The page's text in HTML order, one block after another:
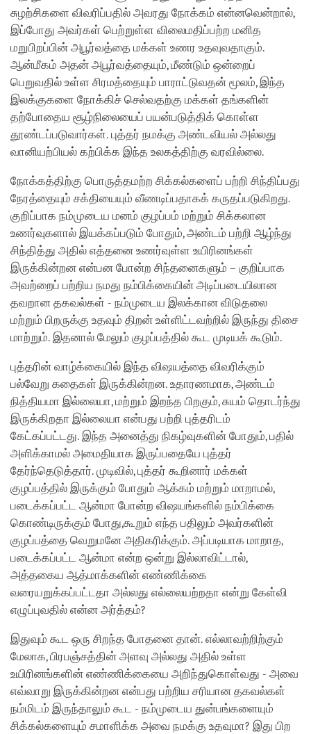
சுழற்சிகளை விவரிப்பதில் அவரது நோக்கம் என்னவென்றால்,
இப்போது அவர்கள் பெற்றுள்ள விலைமதிப்பற்ற மனித
மறுபிறப்பின் அபூர்வத்தை மக்கள் உணர உதவுவதாகும்.
ஆன்மீகம் அதன் அபூர்வத்தையும், மீண்டும் ஒன்றைப்
பெறுவதில் உள்ள சிரமத்தையும் பாராட்டுவதன் மூலம், இந்த
இலக்குகளை நோக்கிச் செல்வதற்கு மக்கள் தங்களின்
தற்போதைய சூழ்நிலையைப் பயன்படுத்திக் கொள்ள
தூண்டப்படுவார்கள். புத்தர் நமக்கு அண்டவியல் அல்லது
வானியற்பியல் கற்பிக்க இந்த உலகத்திற்கு வரவில்லை.
நோக்கத்திற்கு பொருத்தமற்ற சிக்கல்களைப் பற்றி சிந்திப்பது
நேரத்தையும் சக்தியையும் வீணடிப்பதாகக் கருதப்படுகிறது.
குறிப்பாக நம்முடைய மனம் குழப்பம் மற்றும் சிக்கலான
உணர்வுகளால் இயக்கப்படும் போதும், அண்டம் பற்றி ஆழ்ந்து
சிந்தித்து அதில் எத்தனை உணர்வுள்ள உயிரினங்கள்
இருக்கின்றன என்பன போன்ற சிந்தனைகளும் – குறிப்பாக
அவற்றைப் பற்றிய நமது நம்பிக்கையின் அடிப்படையிலான
தவறான தகவல்கள் - நம்முடைய இலக்கான விடுதலை
மற்றும் பிறருக்கு உதவும் திறன் உள்ளிட்டவற்றில் இருந்து திசை
மாற்றும். இதனால் மேலும் குழப்பத்தில் கூட முடியக் கூடும்.
புத்தரின் வாழ்க்கையில் இந்த விஷயத்தை விவரிக்கும்
பல்வேறு கதைகள் இருக்கின்றன. உதாரணமாக, அண்டம்
நித்தியமா இல்லையா, மற்றும் இறந்த பிறகும், சுயம் தொடர்ந்து
இருக்கிறதா இல்லையா என்பது பற்றி புத்தரிடம்
கேட்கப்பட்டது. இந்த அனைத்து நிகழ்வுகளின் போதும், பதில்
அளிக்காமல் அமைதியாக இருப்பதையே புத்தர்
தேர்ந்தெடுத்தார். முடிவில், புத்தர் கூறினார் மக்கள்
குழப்பத்தில் இருக்கும் போதும் ஆக்கம் மற்றும் மாறாமல்,
படைக்கப்பட்ட ஆன்மா போன்ற விஷயங்களில் நம்பிக்கை
கொண்டிருக்கும் போது,கூறும் எந்த பதிலும் அவர்களின்
குழப்பத்தை வெறுமனே அதிகரிக்கும். அப்படியாக மாறாத,
படைக்கப்பட்ட ஆன்மா என்ற ஒன்று இல்லாவிட்டால்,
அத்தகைய ஆத்மாக்களின் எண்ணிக்கை
வரையறுக்கப்பட்டதா அல்லது எல்லையற்றதா என்று கேள்வி
எழுப்புவதில் என்ன அர்த்தம்?
இதுவும் கூட ஒரு சிறந்த போதனை தான். எல்லாவற்றிற்கும்
மேலாக, பிரபஞ்சத்தின் அளவு அல்லது அதில் உள்ள
உயிரினங்களின் எண்ணிக்கையை அறிந்துகொள்வது - அவை
எவ்வாறு இருக்கின்றன என்பது பற்றிய சரியான தகவல்கள்
நம்மிடம் இருந்தாலும் கூட - நம்முடைய துன்பங்களையும்
சிக்கல்களையும் சமாளிக்க அவை நமக்கு உதவுமா? இது பிற